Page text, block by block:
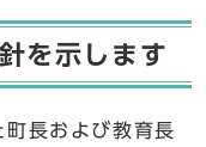
を示します
長および教育長